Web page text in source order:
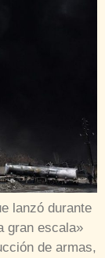
lanzó durante
gran escala»
de armas,